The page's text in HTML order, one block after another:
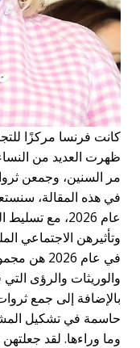
كانت فرنسا مركزًا
ظهرت العديد من
مر السنين، وجمعن
في هذه المقالة،
عام 2026، مع
وتأثيرهن الاجتماعي
في عام
والوريثات والرؤى
بالإضافة إلى جمع
حاسمة في تشكيل
وما وراءها. لقد جعلتهن